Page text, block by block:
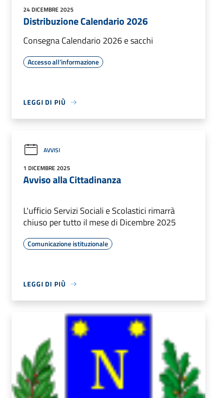
24 DICEMBRE 2025
Distribuzione Calendario 2026
Consegna Calendario 2026 e sacchi
Accesso all'informazione
LEGGI DI PIÙ
AVVISI
1 DICEMBRE 2025
Avviso alla Cittadinanza
L'ufficio Servizi Sociali e Scolastici rimarrà
chiuso per tutto il mese di Dicembre 2025
Comunicazione istituzionale
LEGGI DI PIÙ